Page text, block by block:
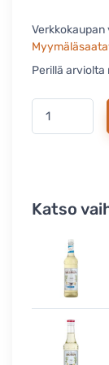
Verkkokaupan
Perillä arviolta
Katso